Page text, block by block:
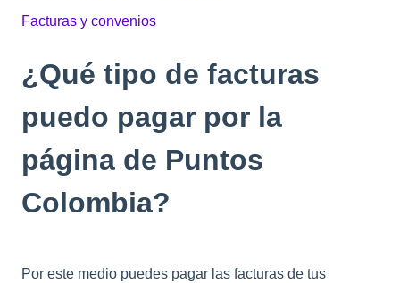
Facturas y convenios
¿Qué tipo de facturas
puedo pagar por la
página de Puntos
Colombia?
Por este medio puedes pagar las facturas de tus